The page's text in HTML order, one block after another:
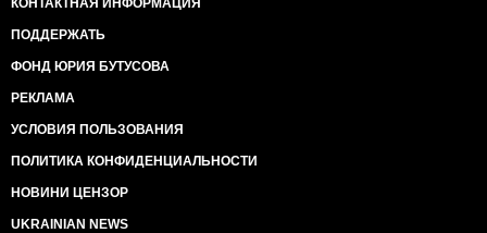
КОНТАКТНАЯ ИНФОРМАЦИЯ
ПОДДЕРЖАТЬ
ФОНД ЮРИЯ БУТУСОВА
РЕКЛАМА
УСЛОВИЯ ПОЛЬЗОВАНИЯ
ПОЛИТИКА КОНФИДЕНЦИАЛЬНОСТИ
НОВИНИ ЦЕНЗОР
UKRAINIAN NEWS